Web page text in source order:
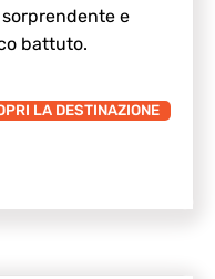
e
battuto.
LA DESTINAZIONE